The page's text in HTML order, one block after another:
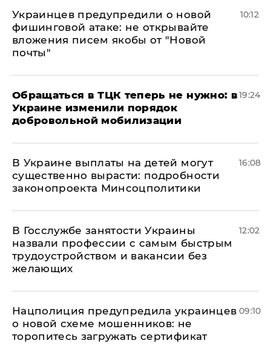
Украинцев предупредили о новой
фишинговой атаке: не открывайте
вложения писем якобы от "Новой
почты"
10:12
Обращаться в ТЦК теперь не нужно: в
Украине изменили порядок
добровольной мобилизации
19:24
В Украине выплаты на детей могут
существенно вырасти: подробности
законопроекта Минсоцполитики
16:08
В Госслужбе занятости Украины
назвали профессии с самым быстрым
трудоустройством и вакансии без
желающих
12:02
Нацполиция предупредила украинцев
о новой схеме мошенников: не
торопитесь загружать сертификат
09:10